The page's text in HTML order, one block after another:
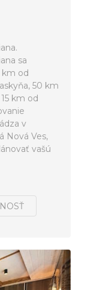
sa
km od
50 km
km od
v
Nová Ves,
vašú